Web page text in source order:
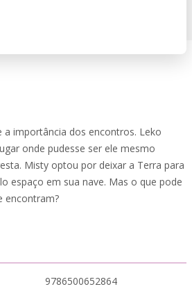
a importância dos encontros. Leko
onde pudesse ser ele mesmo
Misty optou por deixar a Terra para
espaço em sua nave. Mas o que pode
encontram?
9786500652864